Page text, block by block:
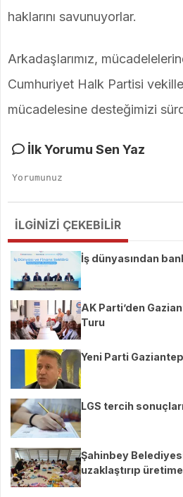
haklarını savunuyorlar.
Arkadaşlarımız,
Cumhuriyet Halk Partisi
mücadelesine desteğimizi
İlk Yorumu Sen Yaz
İLGİNİZİ ÇEKEBİLİR
İş dünyasından
AK Parti’den
Turu
Yeni Parti
LGS tercih
Şahinbey
uzaklaştırıp